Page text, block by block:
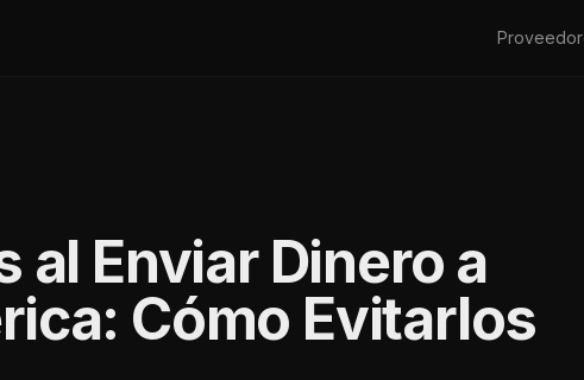
al Enviar Dinero a
Cómo Evitarlos